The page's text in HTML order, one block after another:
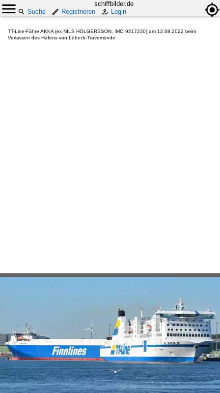
schiffbilder.de
Suche
Registrieren Login
TT-Line-Fähre AKKA (ex NILS HOLGERSSON, IMO 9217230) am 12.08.2022 beim
Verlassen des Hafens von Lübeck-Travemünde